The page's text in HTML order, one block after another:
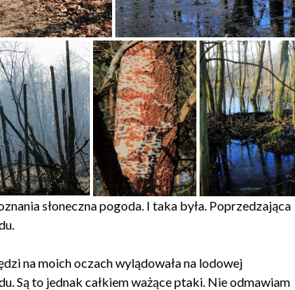
słoneczna pogoda. I taka była. Poprzedzająca
na moich oczach wylądowała na lodowej
Są to jednak całkiem ważące ptaki. Nie odmawiam